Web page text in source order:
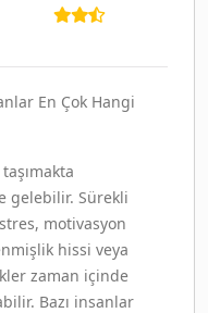
En Çok Hangi
gelebilir. Sürekli
motivasyon
hissi veya
zaman içinde
Bazı insanlar